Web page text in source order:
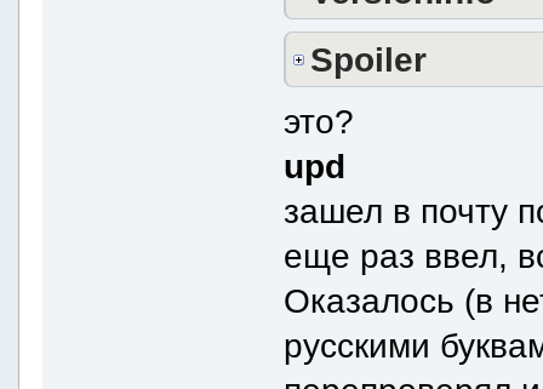
Spoiler
это?
upd
зашел в почту
еще раз ввел,
Оказалось (в
русскими